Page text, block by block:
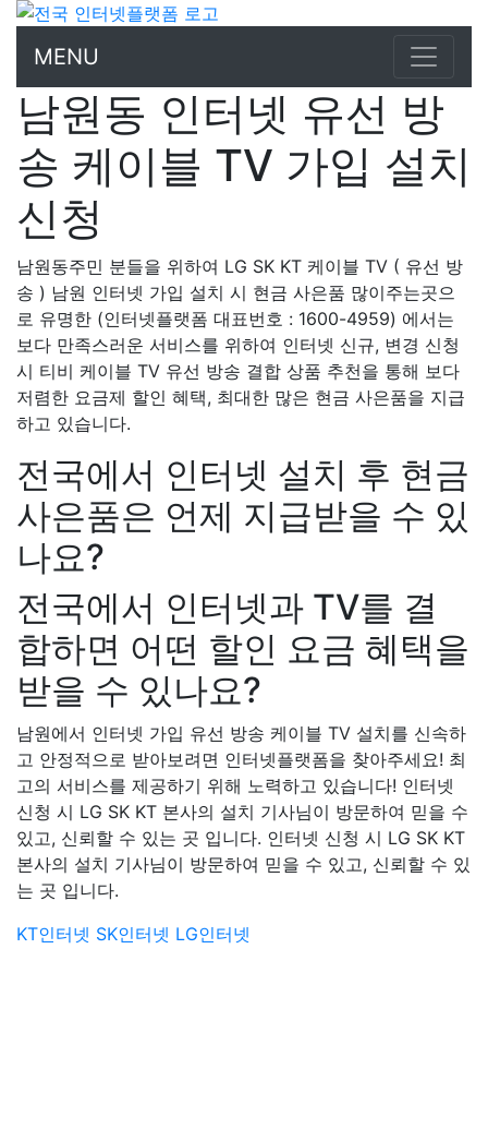
MENU
남원동 인터넷 유선 방
송 케이블 TV 가입 설치
신청
남원동주민 분들을 위하여 LG SK KT 케이블 TV ( 유선 방
송 ) 남원 인터넷 가입 설치 시 현금 사은품 많이주는곳으
로 유명한 (인터넷플랫폼 대표번호 : 1600-4959) 에서는
보다 만족스러운 서비스를 위하여 인터넷 신규, 변경 신청
시 티비 케이블 TV 유선 방송 결합 상품 추천을 통해 보다
저렴한 요금제 할인 혜택, 최대한 많은 현금 사은품을 지급
하고 있습니다.
전국에서 인터넷 설치 후 현금
사은품은 언제 지급받을 수 있
나요?
전국에서 인터넷과 TV를 결
합하면 어떤 할인 요금 혜택을
받을 수 있나요?
남원에서 인터넷 가입 유선 방송 케이블 TV 설치를 신속하
고 안정적으로 받아보려면 인터넷플랫폼을 찾아주세요! 최
고의 서비스를 제공하기 위해 노력하고 있습니다! 인터넷
신청 시 LG SK KT 본사의 설치 기사님이 방문하여 믿을 수
있고, 신뢰할 수 있는 곳 입니다. 인터넷 신청 시 LG SK KT
본사의 설치 기사님이 방문하여 믿을 수 있고, 신뢰할 수 있
는 곳 입니다.
KT인터넷 SK인터넷 LG인터넷